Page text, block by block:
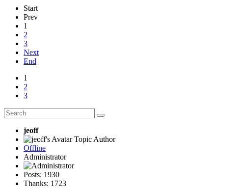
Start
Prev
1
2
3
Next
End
1
2
3
jeoff
Topic Author
Offline
Administrator
Posts: 1930
Thanks: 1723